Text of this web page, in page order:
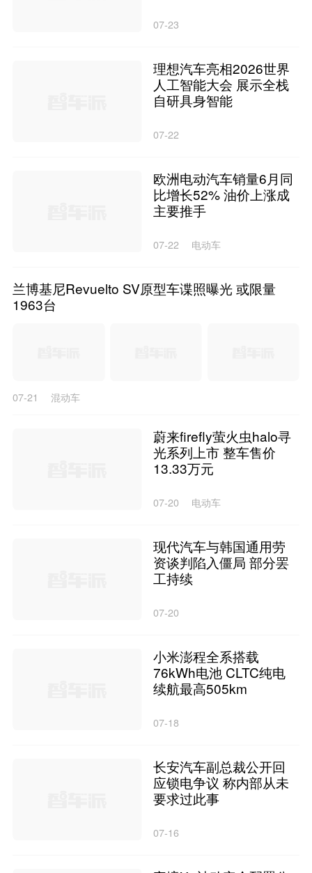
07-23
理想汽车亮相2026世界
人工智能大会 展示全栈
自研具身智能
07-22
欧洲电动汽车销量6月同
比增长52% 油价上涨成
主要推手
07-22 电动车
兰博基尼Revuelto SV原型车谍照曝光 或限量
1963台
07-21 混动车
蔚来firefly萤火虫halo寻
光系列上市 整车售价
13.33万元
07-20 电动车
现代汽车与韩国通用劳
资谈判陷入僵局 部分罢
工持续
07-20
小米澎程全系搭载
76kWh电池 CLTC纯电
续航最高505km
07-18
长安汽车副总裁公开回
应锁电争议 称内部从未
要求过此事
07-16